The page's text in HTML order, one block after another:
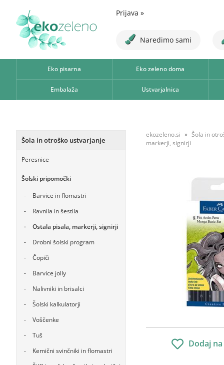
Prijava »
Naredimo sami
Eko pisarna Eko zeleno doma
Embalaža Ustvarjalnica
Šola in otroško ustvarjanje
Peresnice
Šolski pripomočki
Barvice in flomastri
Ravnila in šestila
Ostala pisala, markerji, signirji
Drobni šolski program
Čopiči
Barvice jolly
Nalivniki in brisalci
Šolski kalkulatorji
Voščenke
Tuš
Kemični svinčniki in flomastri
ekozeleno.si
Šola in
markerji, signirji
Dodaj